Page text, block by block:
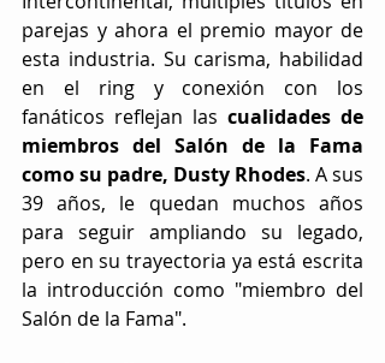
parejas y ahora el premio mayor de
esta industria. Su carisma, habilidad
en el ring y conexión con los
fanáticos reflejan las cualidades de
miembros del Salón de la Fama
como su padre, Dusty Rhodes. A sus
39 años, le quedan muchos años
para seguir ampliando su legado,
pero en su trayectoria ya está escrita
la introducción como "miembro del
Salón de la Fama".